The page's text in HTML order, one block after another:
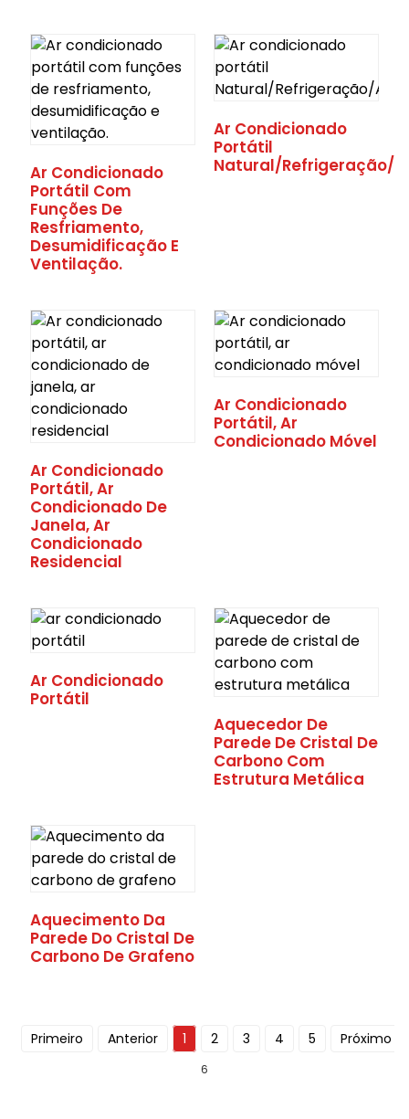
Ar Condicionado
Portátil Com
Funções De
Resfriamento,
Desumidificação E
Ventilação.
Ar Condicionado
Portátil
Natural/Refrigeração/
Ar Condicionado
Portátil, Ar
Condicionado De
Janela, Ar
Condicionado
Residencial
Ar Condicionado
Portátil, Ar
Condicionado Móvel
Ar Condicionado
Portátil
Aquecedor De
Parede De Cristal De
Carbono Com
Estrutura Metálica
Aquecimento Da
Parede Do Cristal De
Carbono De Grafeno
Primeiro Anterior 1 2 3 4 5 Próximo
6